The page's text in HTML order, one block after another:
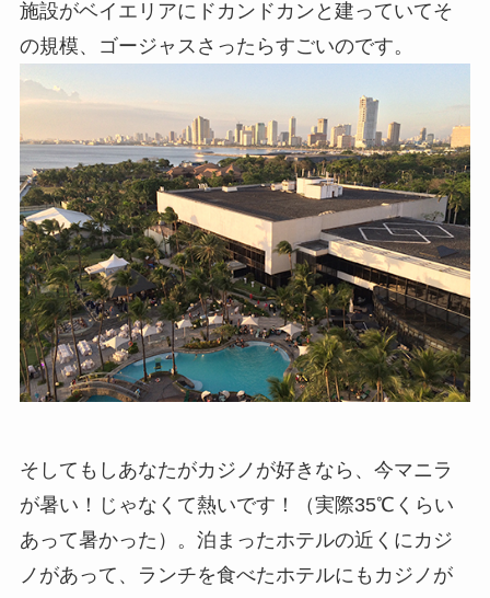
施設がベイエリアにドカンドカンと建っていてそ
の規模、ゴージャスさったらすごいのです。
そしてもしあなたがカジノが好きなら、今マニラ
が暑い！じゃなくて熱いです！（実際35℃くらい
あって暑かった）。泊まったホテルの近くにカジ
ノがあって、ランチを食べたホテルにもカジノが